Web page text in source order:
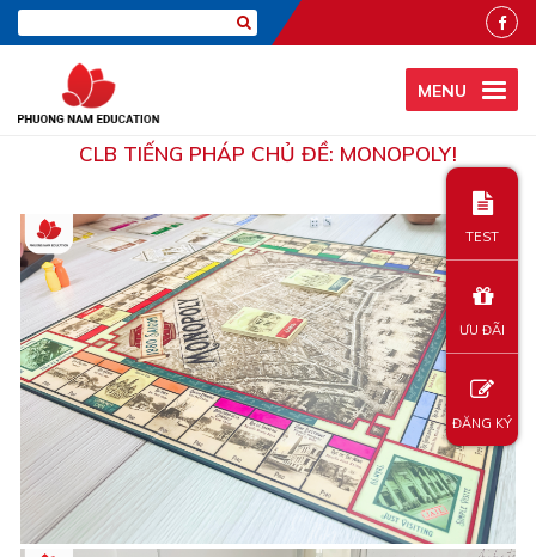
MENU
CLB TIẾNG PHÁP CHỦ ĐỀ: MONOPOLY!
TEST
ƯU ĐÃI
ĐĂNG KÝ